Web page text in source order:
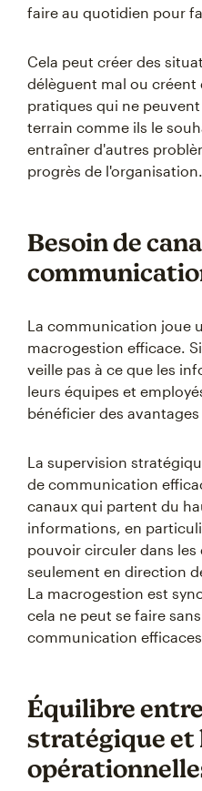
faire au quotidien pour
Cela peut créer des
délèguent mal ou créent
pratiques qui ne
terrain comme ils le
entraîner d'autres
progrès de l'organisation.
Besoin de
La communication joue
macrogestion efficace.
veille pas à ce que les
leurs équipes et
bénéficier des
La supervision
de communication
canaux qui partent du
informations, en
pouvoir circuler dans les
seulement en direction
La macrogestion est
cela ne peut se faire
communication
Équilibre
stratégique et